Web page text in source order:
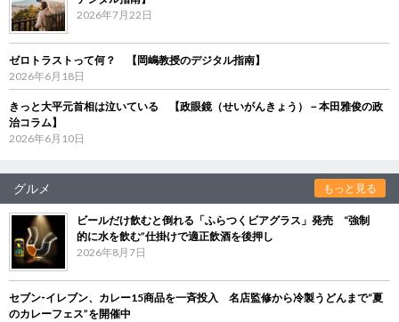
2026年7月22日
ゼロトラストって何？ 【岡嶋教授のデジタル指南】
2026年6月18日
きっと大平元首相は泣いている 【政眼鏡（せいがんきょう）－本田雅俊の政
治コラム】
2026年6月10日
グルメ もっと見る
ビールだけ飲むと倒れる「ふらつくビアグラス」発売 “強制
的に水を飲む”仕掛けで適正飲酒を後押し
2026年8月7日
セブン‐イレブン、カレー15商品を一斉投入 名店監修から冷製うどんまで“夏
のカレーフェス”を開催中